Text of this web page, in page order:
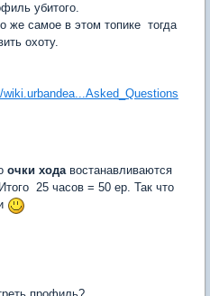
убитого.
самое в этом топике  тогда
охоту.
wiki.urbandea...Asked_Questions
очки ходавостанавливаются
 25 часов = 50 ep. Так что